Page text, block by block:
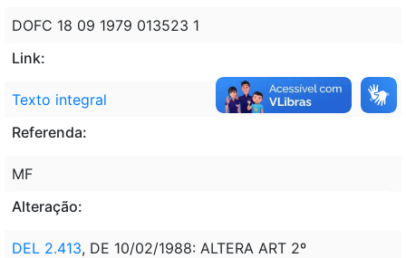
DOFC 18 09 1979 013523 1
Link:
Texto integral
Referenda:
MF
Alteração:
DEL 2.413, DE 10/02/1988: ALTERA ART 2º